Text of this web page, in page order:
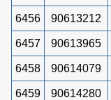
6456 90613212
6457 90613965
6458 90614079
6459 90614280